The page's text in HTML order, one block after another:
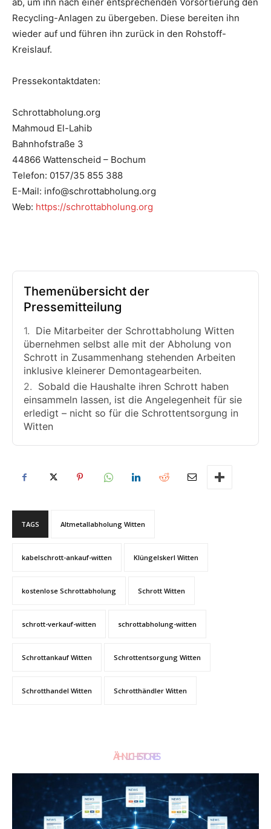
Recycling-Anlagen zu übergeben. Diese bereiten ihn
wieder auf und führen ihn zurück in den Rohstoff-
Kreislauf.
Pressekontaktdaten:
Schrottabholung.org
Mahmoud El-Lahib
Bahnhofstraße 3
44866 Wattenscheid – Bochum
Telefon: 0157/35 855 388
E-Mail: info@schrottabholung.org
Web: https://schrottabholung.org
Themenübersicht der
Pressemitteilung
Die Mitarbeiter der Schrottabholung Witten
übernehmen selbst alle mit der Abholung von
Schrott in Zusammenhang stehenden Arbeiten
inklusive kleinerer Demontagearbeiten.
Sobald die Haushalte ihren Schrott haben
einsammeln lassen, ist die Angelegenheit für sie
erledigt – nicht so für die Schrottentsorgung in
Witten
TAGS Altmetallabholung Witten
kabelschrott-ankauf-witten Klüngelskerl Witten
kostenlose Schrottabholung Schrott Witten
schrott-verkauf-witten schrottabholung-witten
Schrottankauf Witten Schrottentsorgung Witten
Schrotthandel Witten Schrotthändler Witten
ÄHNLICHE STORIES